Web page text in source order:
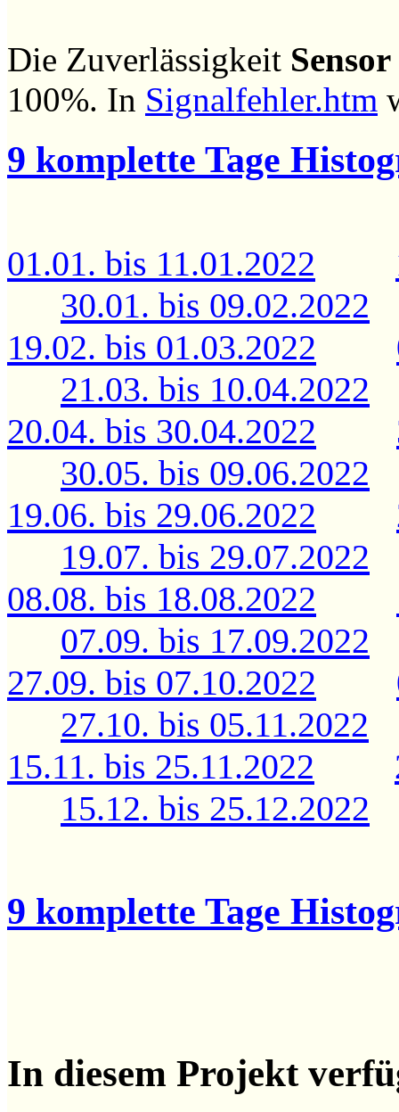
Die Zuverlässigkeit
100%. In Signalfehler.htm
9 komplette Tage
01.01. bis 11.01.2022
30.01. bis 09.02.2022
19.02. bis 01.03.2022
21.03. bis 10.04.2022
20.04. bis 30.04.2022
30.05. bis 09.06.2022
19.06. bis 29.06.2022
19.07. bis 29.07.2022
08.08. bis 18.08.2022
07.09. bis 17.09.2022
27.09. bis 07.10.2022
27.10. bis 05.11.2022
15.11. bis 25.11.2022
15.12. bis 25.12.2022
9 komplette Tage
In diesem Projekt